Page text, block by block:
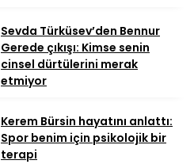
Sevda Türküsev’den Bennur
Gerede çıkışı: Kimse senin
cinsel dürtülerini merak
etmiyor
Kerem Bürsin hayatını anlattı:
Spor benim için psikolojik bir
terapi